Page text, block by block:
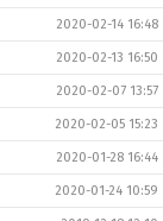
2020-02-14 16:48
2020-02-13 16:50
2020-02-07 13:57
2020-02-05 15:23
2020-01-28 16:44
2020-01-24 10:59